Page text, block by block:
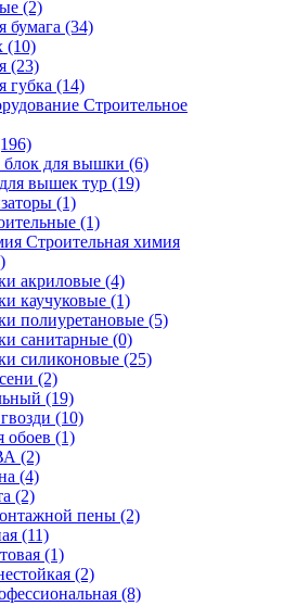
(2)
бумага (34)
(10)
(23)
губка (14)
Строительное
блок для вышки (6)
вышек тур (19)
(1)
(1)
Строительная химия
акриловые (4)
каучуковые (1)
полиуретановые (5)
санитарные (0)
силиконовые (25)
(2)
(19)
(10)
обоев (1)
(2)
(4)
(2)
пены (2)
(11)
(1)
(2)
(8)